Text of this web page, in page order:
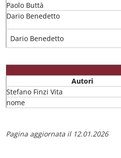
Paolo Buttà
Dario Benedetto
Dario Benedetto
Autori
Stefano Finzi Vita
nome
Pagina aggiornata il 12.01.2026